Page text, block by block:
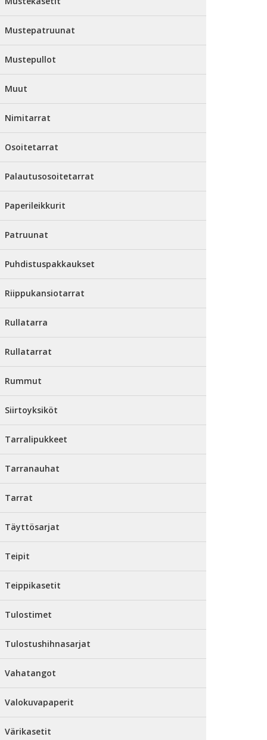
Mustepatruunat
Mustepullot
Muut
Nimitarrat
Osoitetarrat
Palautusosoitetarrat
Paperileikkurit
Patruunat
Puhdistuspakkaukset
Riippukansiotarrat
Rullatarra
Rullatarrat
Rummut
Siirtoyksiköt
Tarralipukkeet
Tarranauhat
Tarrat
Täyttösarjat
Teipit
Teippikasetit
Tulostimet
Tulostushihnasarjat
Vahatangot
Valokuvapaperit
Värikasetit